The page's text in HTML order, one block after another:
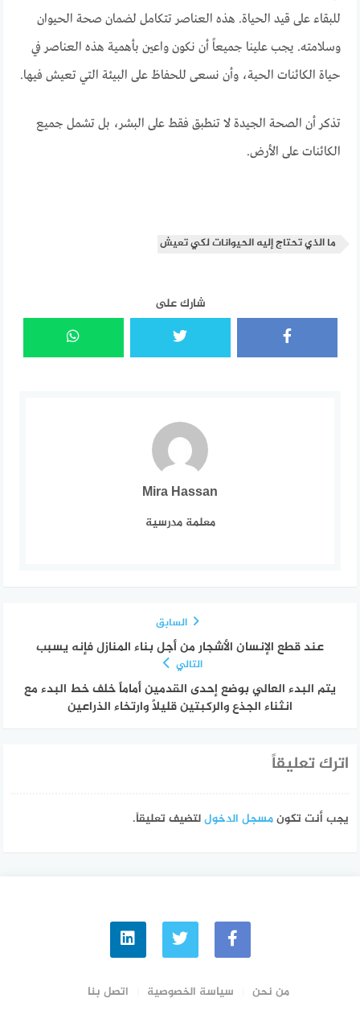
للبقاء على قيد الحياة. هذه العناصر تتكامل لضمان صحة الحيوان
وسلامته. يجب علينا جميعاً أن نكون واعين بأهمية هذه العناصر في
حياة الكائنات الحية، وأن نسعى للحفاظ على البيئة التي تعيش فيها.
تذكر أن الصحة الجيدة لا تنطبق فقط على البشر، بل تشمل جميع
الكائنات على الأرض.
ما الذي تحتاج إليه الحيوانات لكي تعيش
شارك على
Mira Hassan
معلمة مدرسية
السابق
عند قطع الإنسان الأشجار من أجل بناء المنازل فإنه يسبب
التالي
يتم البدء العالي بوضع إحدى القدمين أماماً خلف خط البدء مع
انثناء الجذع والركبتين قليلاً وارتخاء الذراعين
اترك تعليقاً
يجب أنت تكونمسجل الدخوللتضيف تعليقاً.
من نحن سياسة الخصوصية اتصل بنا